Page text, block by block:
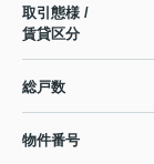
取引態様 /
賃貸区分
総戸数
物件番号